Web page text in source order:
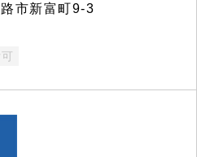
市新富町9-3